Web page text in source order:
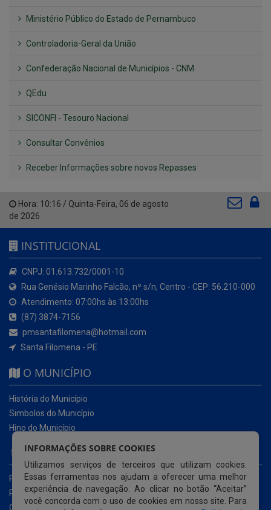
Ministério Público do Estado de Pernambuco
Controladoria-Geral da União
Confederação Nacional de Municípios - CNM
QEdu
SICONFI - Tesouro Nacional
Consultar Convênios
Receber Informações sobre novos Repasses
Hora: 10:16 / Quinta-Feira, 06 de agosto
de 2026
INSTITUCIONAL
CNPJ: 01.613.732/0001-10
Rua Genésio Marinho Falcão, nº s/n, Centro - CEP: 56.210-000
Atendimento: 07:00hs às 13:00hs
(87) 3874-7156
pmsantafilomena@hotmail.com
Santa Filomena - PE
O MUNICÍPIO
História do Município
Simbolos do Município
Hino do Município
NOSSOS SERVIÇOS
Portal da Transparência
Portal da Transparência da COVID-19
Cartas de Serviços ao Usuário
INFORMAÇÕES SOBRE COOKIES
Utilizamos serviços de terceiros que utilizam cookies.
Essas ferramentas nos ajudam a oferecer uma melhor
experiência de navegação. Ao clicar no botão “Aceitar”
você concorda com o uso de cookies em nosso site. Para